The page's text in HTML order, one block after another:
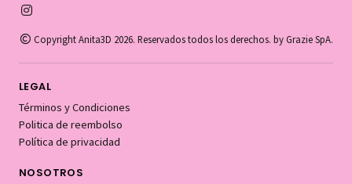
Copyright Anita3D 2026. Reservados todos los derechos. by Grazie SpA.
LEGAL
Términos y Condiciones
Politica de reembolso
Política de privacidad
NOSOTROS